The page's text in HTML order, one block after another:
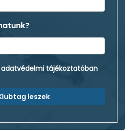
adatvédelmi tájékoztatóban
leszek